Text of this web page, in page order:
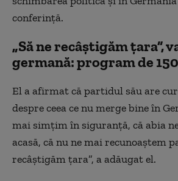
conferință.
„Să ne recâștigăm țara”,
germană: program de
El a afirmat că partidul său are
despre ceea ce nu merge bine în
mai simțim în siguranță, că abia
acasă, că nu ne mai recunoaștem
recâștigăm țara”, a adăugat el.